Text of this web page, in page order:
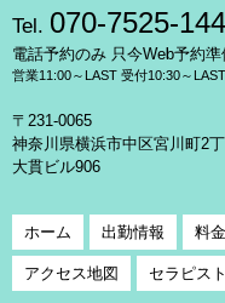
Tel. 070-7525-
電話予約のみ 只今Web予約準
営業11:00～LAST 受付10:30～
〒231-0065
神奈川県横浜市中区宮川町2
大貫ビル906
ホーム 出勤情報 料
アクセス地図 セラピス